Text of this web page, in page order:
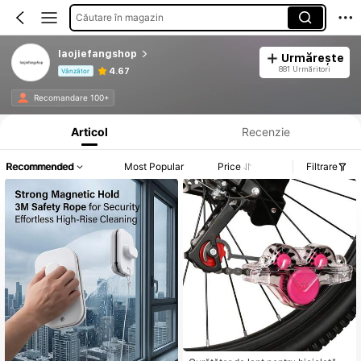
Căutare în magazin
laojiefangshop
Vânzător 4.67
Urmărește
881 Urmăritori
Recomandare 100+
Informații despre produs: Divulgarea prețului, detalii privind vânzările și stocul.
Articol Recenzie
Recommended Most Popular Price Filtrare